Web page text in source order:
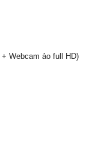
Webcam ảo full HD)